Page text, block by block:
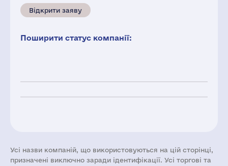
Відкрити заяву
Поширити статус компанії:
Усі назви компаній, що використовуються на цій сторінці,
призначені виключно заради ідентифікації. Усі торгові та